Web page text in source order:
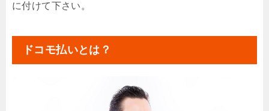
に付けて下さい。
ドコモ払いとは？